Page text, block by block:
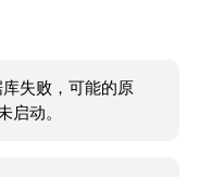
失败，可能的原
启动。